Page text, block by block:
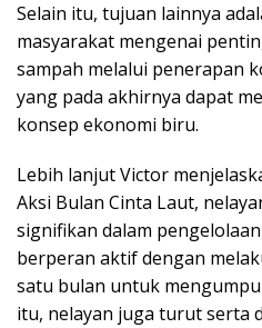
Selain itu, tujuan lainnya
masyarakat mengenai
sampah melalui penerapan
yang pada akhirnya dapat
konsep ekonomi biru.
Lebih lanjut Victor
Aksi Bulan Cinta Laut,
signifikan dalam
berperan aktif dengan
satu bulan untuk
itu, nelayan juga turut serta